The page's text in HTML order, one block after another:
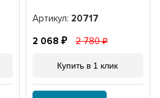
Артикул: 20717
2 068 2 780
Купить в 1 клик